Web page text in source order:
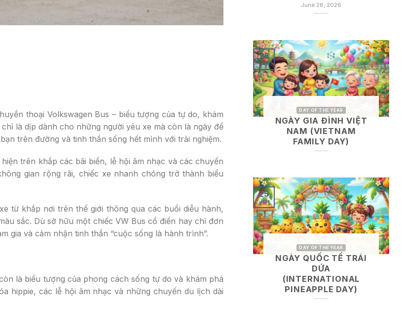
thoại Volkswagen Bus – biểu tượng của tự do, khám
là dịp dành cho những người yêu xe mà còn là ngày để
trên đường và tinh thần sống hết mình với trải nghiệm.
trên khắp các bãi biển, lễ hội âm nhạc và các chuyến
gian rộng rãi, chiếc xe nhanh chóng trở thành biểu
từ khắp nơi trên thế giới thông qua các buổi diễu hành,
sắc. Dù sở hữu một chiếc VW Bus cổ điển hay chỉ đơn
gia và cảm nhận tinh thần “cuộc sống là hành trình”.
là biểu tượng của phong cách sống tự do và khám phá
hippie, các lễ hội âm nhạc và những chuyến du lịch dài
June 28, 2026
DAY OF THE YEAR
NGÀY GIA ĐÌNH VIỆT
NAM (VIETNAM
FAMILY DAY)
28
Jun
DAY OF THE YEAR
NGÀY QUỐC TẾ TRÁI
DỨA
(INTERNATIONAL
PINEAPPLE DAY)
25
Jun